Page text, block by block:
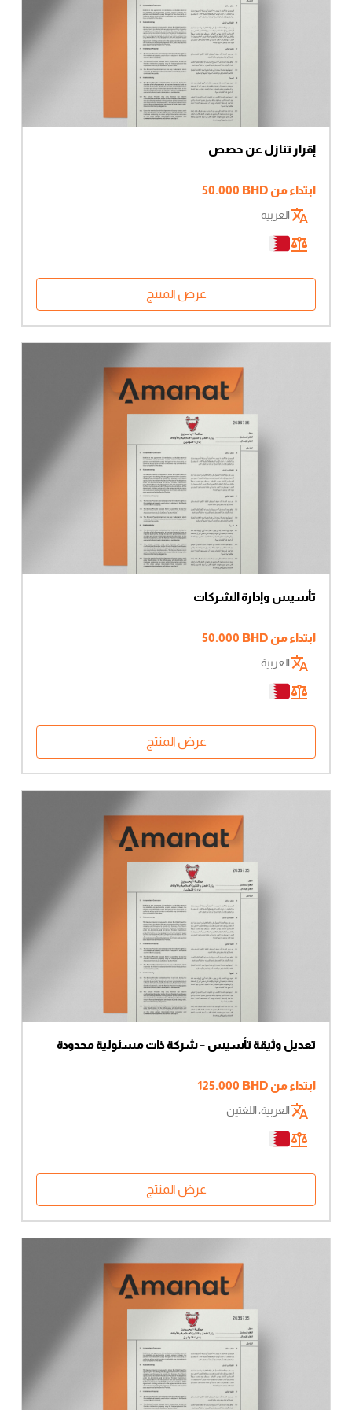
إقرار تنازل عن حصص
ابتداء من 50.000 BHD
العربية
عرض المنتج
تأسيس وإدارة الشركات
ابتداء من 50.000 BHD
العربية
عرض المنتج
تعديل وثيقة تأسيس – شركة ذات مسئولية محدودة
ابتداء من 125.000 BHD
العربية، اللغتين
عرض المنتج